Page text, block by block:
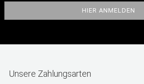
Unsere Zahlungsarten